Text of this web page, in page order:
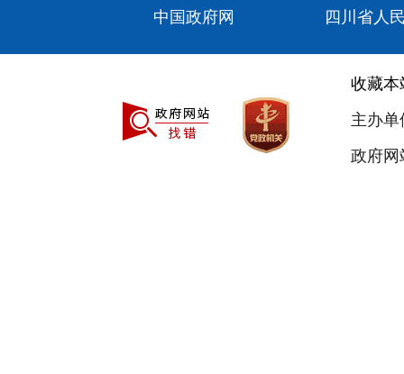
中国政府网 四川省人
收藏本
主办
政府网